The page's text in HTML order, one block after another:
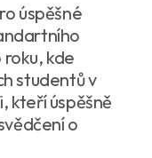
úspěšné
kde
studentů v
kteří úspěšně
o